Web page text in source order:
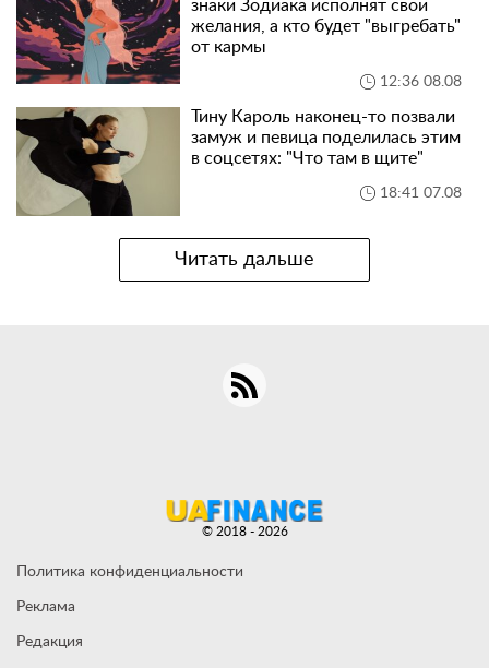
знаки Зодиака исполнят свои
желания, а кто будет "выгребать"
от кармы
12:36 08.08
Тину Кароль наконец-то позвали
замуж и певица поделилась этим
в соцсетях: "Что там в щите"
18:41 07.08
Читать дальше
Политика конфиденциальности
Реклама
Редакция
© 2018 - 2026